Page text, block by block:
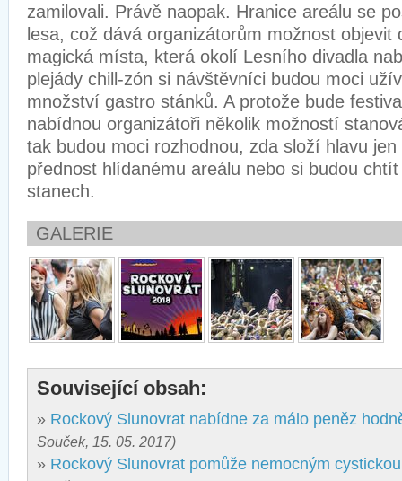
zamilovali. Právě naopak. Hranice areálu se
lesa, což dává organizátorům možnost objevit
magická místa, která okolí Lesního divadla
plejády chill-zón si návštěvníci budou moci
množství gastro stánků. A protože bude
nabídnou organizátoři několik možností
tak budou moci rozhodnou, zda složí hlavu
přednost hlídanému areálu nebo si budou
stanech.
GALERIE
Související obsah:
» Rockový Slunovrat nabídne za málo peněz
Souček, 15. 05. 2017)
» Rockový Slunovrat pomůže nemocným